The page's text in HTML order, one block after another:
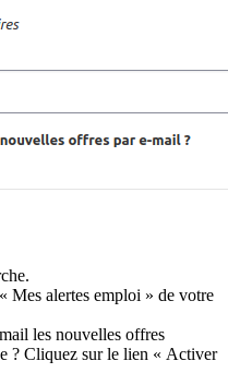
Mes alertes emploi » de votre
les nouvelles offres
? Cliquez sur le lien « Activer